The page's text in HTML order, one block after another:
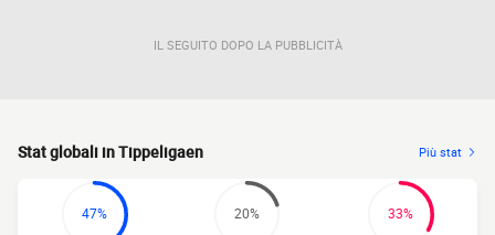
IL SEGUITO DOPO LA PUBBLICITÀ
Stat globali in Tippeligaen Più stat
47% 20% 33%